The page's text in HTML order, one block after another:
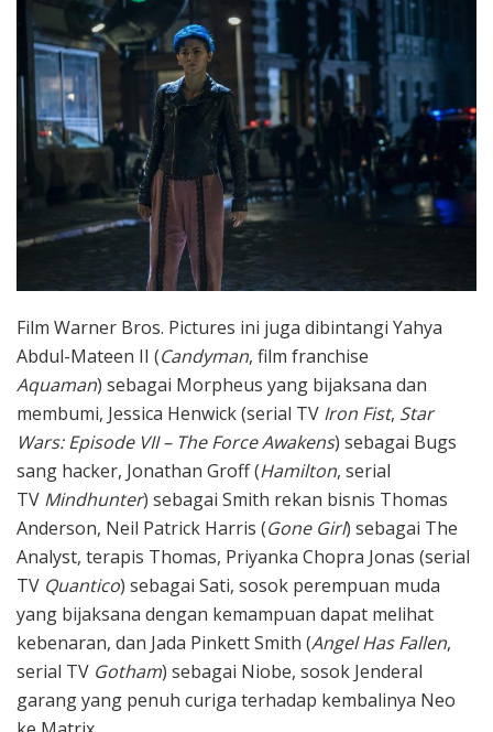
Film Warner Bros. Pictures ini juga dibintangi Yahya
Abdul-Mateen II (Candyman, film franchise
Aquaman) sebagai Morpheus yang bijaksana dan
membumi, Jessica Henwick (serial TV Iron Fist, Star
Wars: Episode VII – The Force Awakens) sebagai Bugs
sang hacker, Jonathan Groff (Hamilton, serial
TV Mindhunter) sebagai Smith rekan bisnis Thomas
Anderson, Neil Patrick Harris (Gone Girl) sebagai The
Analyst, terapis Thomas, Priyanka Chopra Jonas (serial
TV Quantico) sebagai Sati, sosok perempuan muda
yang bijaksana dengan kemampuan dapat melihat
kebenaran, dan Jada Pinkett Smith (Angel Has Fallen,
serial TV Gotham) sebagai Niobe, sosok Jenderal
garang yang penuh curiga terhadap kembalinya Neo